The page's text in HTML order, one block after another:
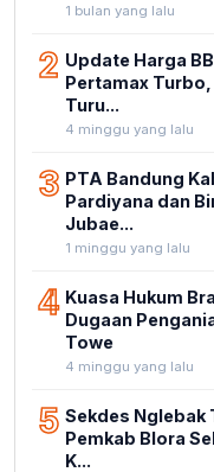
1 bulan yang lalu
2 Update Harga
Pertamax
Turu...
4 minggu yang lalu
3 PTA Bandung
Pardiyana dan
Jubae...
1 minggu yang lalu
4 Kuasa Hukum
Dugaan
Towe
4 minggu yang lalu
5 Sekdes Nglebak
Pemkab Blora
K...